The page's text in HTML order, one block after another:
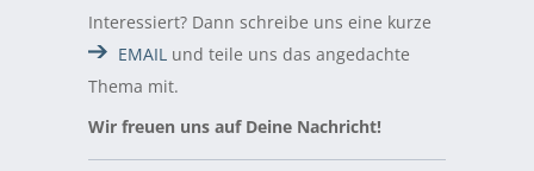
Interessiert? Dann schreibe uns eine kurze
EMAIL und teile uns das angedachte
Thema mit.
Wir freuen uns auf Deine Nachricht!